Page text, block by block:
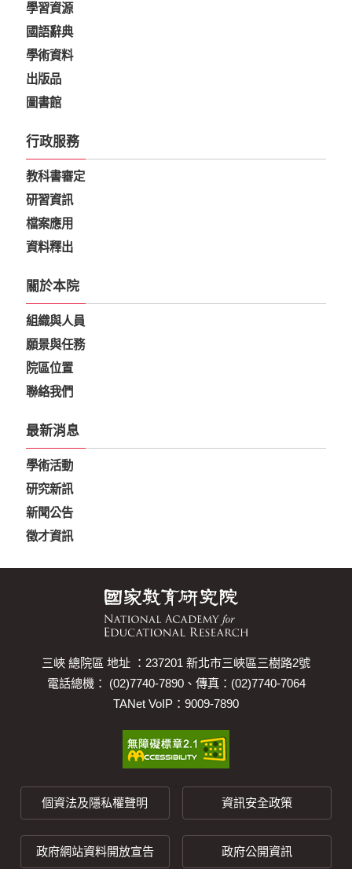
學習資源
國語辭典
學術資料
出版品
圖書館
行政服務
教科書審定
研習資訊
檔案應用
資料釋出
關於本院
組織與人員
願景與任務
院區位置
聯絡我們
最新消息
學術活動
研究新訊
新聞公告
徵才資訊
三峽 總院區 地址 ：237201 新北市三峽區三樹路2號
電話總機： (02)7740-7890、傳真：(02)7740-7064
TANet VoIP：9009-7890
個資法及隱私權聲明 資訊安全政策
政府網站資料開放宣告 政府公開資訊